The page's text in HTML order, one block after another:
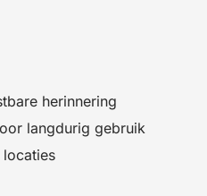
herinnering
langdurig gebruik